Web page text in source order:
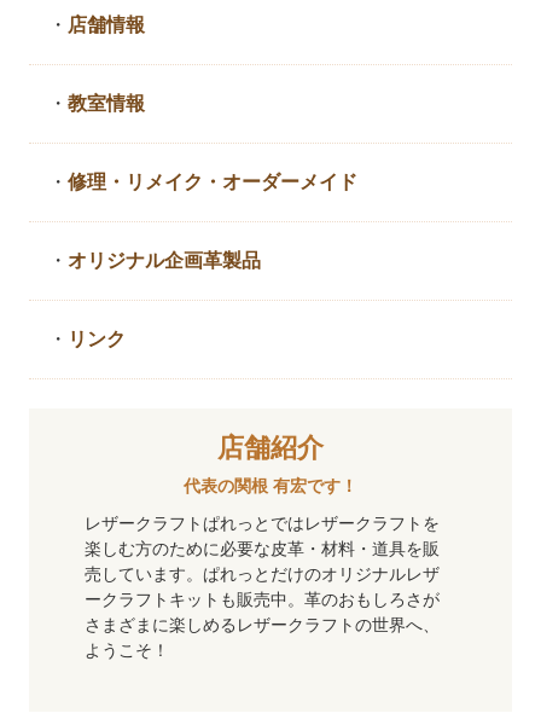
・ 店舗情報
・教室情報
・修理・リメイク・ オーダーメイド
・ オリジナル企画革製品
・ リンク
店舗紹介
代表の関根 有宏です！
レザークラフトぱれっとではレザークラフトを
楽しむ方のために必要な皮革・材料・道具を販
売しています。ぱれっとだけのオリジナルレザ
ークラフトキットも販売中。革のおもしろさが
さまざまに楽しめるレザークラフトの世界へ、
ようこそ！